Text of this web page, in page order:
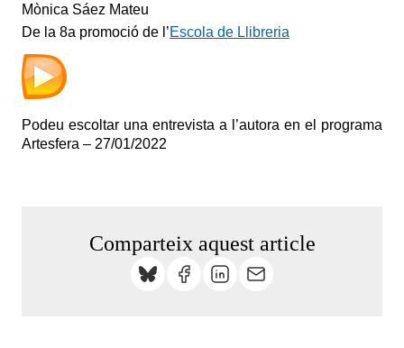
Mònica Sáez Mateu
De la 8a promoció de l’Escola de Llibreria
Podeu escoltar una entrevista a l’autora en el programa
Artesfera – 27/01/2022
Comparteix aquest article